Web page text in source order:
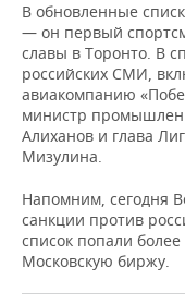
ВУЗЫ
КОМУ
ТОРГОВЫЕ
ТАТАРСТАНА
БАНКИ
БЮДЖЕТ
ИНВЕСТИЦИИ
АГРОПРОМ
НЕФТЕХИМИЯ
ОПК
НОВОСТИ
АВТО
НОВОСТИ АВТО
БИЗНЕС
НОВОСТИ
РОЗНИЧНАЯ
ТРАНСПОРТ
УСЛУГИ
ТЕХНОЛОГИИ
НОВОСТИ
IT
МЕДИА
МЕРОПРИЯТИЯ
НОВОСТИ
ВЫЕЗДНАЯ
СПОРТ
НОВОСТИ СПОРТА
ОБЩЕСТВО
В обновленные
— он первый
славы в Торонто. В
российских СМИ,
авиакомпанию
министр
Алиханов и глава
Мизулина.
Напомним, сегодня
санкции против
список попали
Московскую биржу.